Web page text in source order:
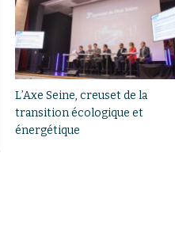
L’Axe Seine, creuset de la
transition écologique et
énergétique